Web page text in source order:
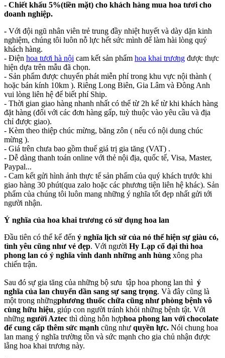
- Chiết khấu 5%(tiền mặt) cho khách hàng mua hoa tươi cho
doanh nghiệp.
- Với đội ngũ nhân viên trẻ trung đầy nhiệt huyết và dày dặn kinh
nghiệm, chúng tôi luôn nỗ lực hết sức mình để làm hài lòng quý
khách hàng.
- Điện hoa tươi hà nội cam kết sản phẩm hoa khai trương được thực
hiện dựa trên mẫu đã chọn.
- Sản phẩm được chuyển phát miễn phí trong khu vực nội thành (
hoặc bán kính 10km ). Riêng Long Biên, Gia Lâm và Đông Anh
vui lòng liên hệ để biết phí Ship.
- Thời gian giao hàng nhanh nhất có thể từ 2h kể từ khi khách hàng
đặt hàng (đối với các đơn hàng gấp, tuỳ thuộc vào yêu cầu và địa
chỉ được giao).
- Kèm theo thiệp chúc mừng, băng zôn ( nếu có nội dung chúc
mừng ).
- Giá trên chưa bao gồm thuế giá trị gia tăng (VAT) .
- Dễ dàng thanh toán online với thẻ nội địa, quốc tế, Visa, Master,
Paypal...
- Cam kết gửi hình ảnh thực tế sản phẩm của quý khách trước khi
giao hàng 30 phút(qua zalo hoặc các phương tiện liên hệ khác). Sản
phẩm của chúng tôi luôn mang những ý nghĩa tốt đẹp nhất gửi tới
người nhận.
Ý nghĩa của hoa khai trương có sử dụng hoa lan
Đầu tiên có thể kể đến ý nghĩa lịch sử của nó thể hiện sự giàu có,
tình yêu cũng như vẻ đẹp. Với người Hy Lạp cổ đại thì hoa
phong lan có ý nghĩa vinh danh những anh hùng xông pha
chiến trận.
Sau đó sự gia tăng của những bộ sưu tập hoa phong lan thì ý
nghĩa của lan chuyển dần sang sự sang trọng. Và đây cũng là
một trong nhữngphương thuốc chữa cũng như phòng bệnh vô
cùng hữu hiệu, giúp con người tránh khỏi những bệnh tật. Với
những người Aztec thì dùng hỗn hợphoa phong lan với chocolate
để cung cấp thêm sức mạnh cũng như quyền lực. Nói chung hoa
lan mang ý nghĩa trường tồn và sức mạnh cho gia chủ nhận được
lẵng hoa khai trương này.